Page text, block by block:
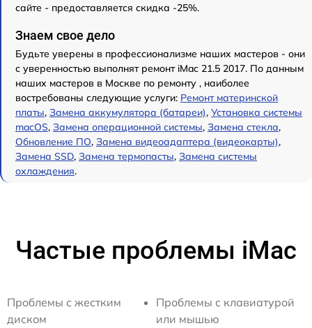
сайте - предоставляется скидка -25%.
Знаем свое дело
Будьте уверены в профессионализме наших мастеров - они
с уверенностью выполнят ремонт iMac 21.5 2017. По данным
наших мастеров в Москве по ремонту , наиболее
востребованы следующие услуги: Ремонт материнской
платы, Замена аккумулятора (батареи), Установка системы
macOS, Замена операционной системы, Замена стекла,
Обновление ПО, Замена видеоадаптера (видеокарты),
Замена SSD, Замена термопасты, Замена системы
охлаждения.
Частые проблемы iMac
Проблемы с жестким
диском
Проблемы с клавиатурой
или мышью